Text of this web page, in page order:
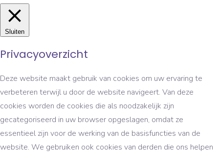
Sluiten
Privacyoverzicht
Deze website maakt gebruik van cookies om uw ervaring te
verbeteren terwijl u door de website navigeert. Van deze
cookies worden de cookies die als noodzakelijk zijn
gecategoriseerd in uw browser opgeslagen, omdat ze
essentieel zijn voor de werking van de basisfuncties van de
website. We gebruiken ook cookies van derden die ons helpen